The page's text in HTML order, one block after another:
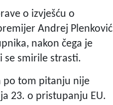
o izvješću o
Andrej Plenković
nakon čega je
se smirile strasti.
po tom pitanju nije
23. o pristupanju EU.